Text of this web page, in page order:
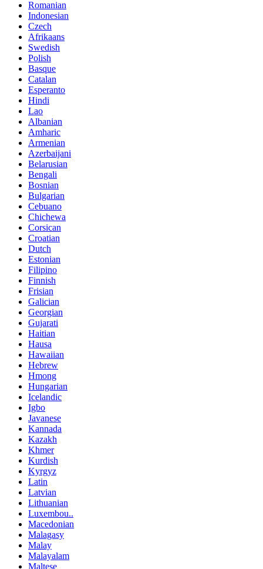
Romanian
Indonesian
Czech
Afrikaans
Swedish
Polish
Basque
Catalan
Esperanto
Hindi
Lao
Albanian
Amharic
Armenian
Azerbaijani
Belarusian
Bengali
Bosnian
Bulgarian
Cebuano
Chichewa
Corsican
Croatian
Dutch
Estonian
Filipino
Finnish
Frisian
Galician
Georgian
Gujarati
Haitian
Hausa
Hawaiian
Hebrew
Hmong
Hungarian
Icelandic
Igbo
Javanese
Kannada
Kazakh
Khmer
Kurdish
Kyrgyz
Latin
Latvian
Lithuanian
Luxembou..
Macedonian
Malagasy
Malay
Malayalam
Maltese